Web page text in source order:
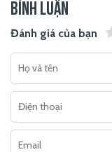
BÌNH LUẬN
Đánh giá của bạn